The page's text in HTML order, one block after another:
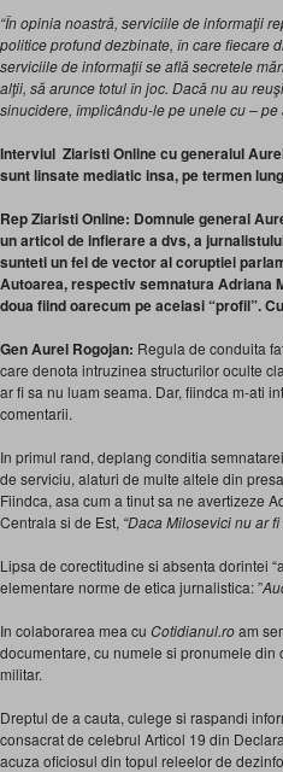
“În opinia noastră, serviciile de informaţii
politice profund dezbinate, în care fiecare
serviciile de informaţii se află secretele
alţii, să arunce totul în joc. Dacă nu au
sinucidere, împlicându-le pe unele cu –
Interviul Ziaristi Online cu generalul
sunt linsate mediatic insa, pe termen
Rep Ziaristi Online: Domnule general
un articol de infierare a dvs, a
sunteti un fel de vector al coruptiei
Autoarea, respectiv semnatura Adriana
doua fiind oarecum pe acelasi “profil”.
Gen Aurel Rogojan: Regula de conduita
care denota intruzinea structurilor oculte
ar fi sa nu luam seama. Dar, fiindca m-ati
comentarii.
In primul rand, deplang conditia
de serviciu, alaturi de multe altele din
Fiindca, asa cum a tinut sa ne avertizeze
Centrala si de Est, “Daca Milosevici nu ar
Lipsa de corectitudine si absenta dorintei
elementare norme de etica jurnalistica: ”
In colaborarea mea cu Cotidianul.roam
documentare, cu numele si pronumele
militar.
Dreptul de a cauta, culege si raspandi
consacrat de celebrul Articol 19 din
acuza oficiosul din topul releelor de